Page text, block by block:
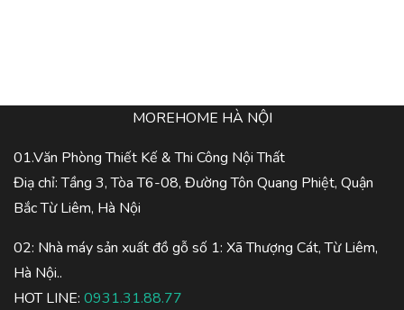
MOREHOME HÀ NỘI
01.Văn Phòng Thiết Kế & Thi Công Nội Thất
Điạ chỉ: Tầng 3, Tòa T6-08, Đường Tôn Quang Phiệt, Quận
Bắc Từ Liêm, Hà Nội
02: Nhà máy sản xuất đồ gỗ số 1: Xã Thượng Cát, Từ Liêm,
Hà Nội..
HOT LINE: 0931.31.88.77